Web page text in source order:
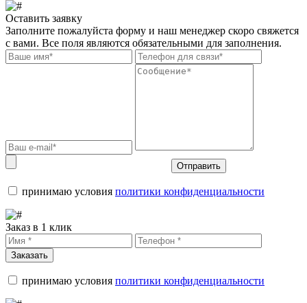
Оставить заявку
Заполните пожалуйста форму и наш менеджер скоро свяжется
с вами. Все поля являются обязательными для заполнения.
Отправить
принимаю условия политики конфиденциальности
Заказ в 1 клик
Заказать
принимаю условия политики конфиденциальности